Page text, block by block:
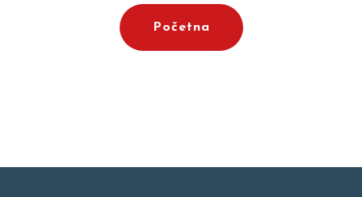
Početna